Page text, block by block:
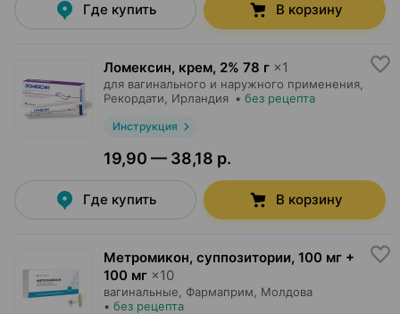
Где купить В корзину
Ломексин, крем, 2% 78 г ×1
для вагинального и наружного применения,
Рекордати , Ирландия • без рецепта
Инструкция
19,90 — 38,18 р.
Где купить В корзину
Метромикон, суппозитории, 100 мг +
100 мг ×10
вагинальные, Фармаприм , Молдова
• без рецепта